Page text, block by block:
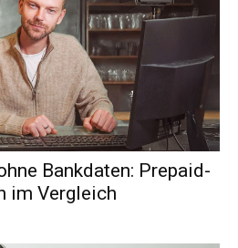
Bankdaten: Prepaid-
im Vergleich